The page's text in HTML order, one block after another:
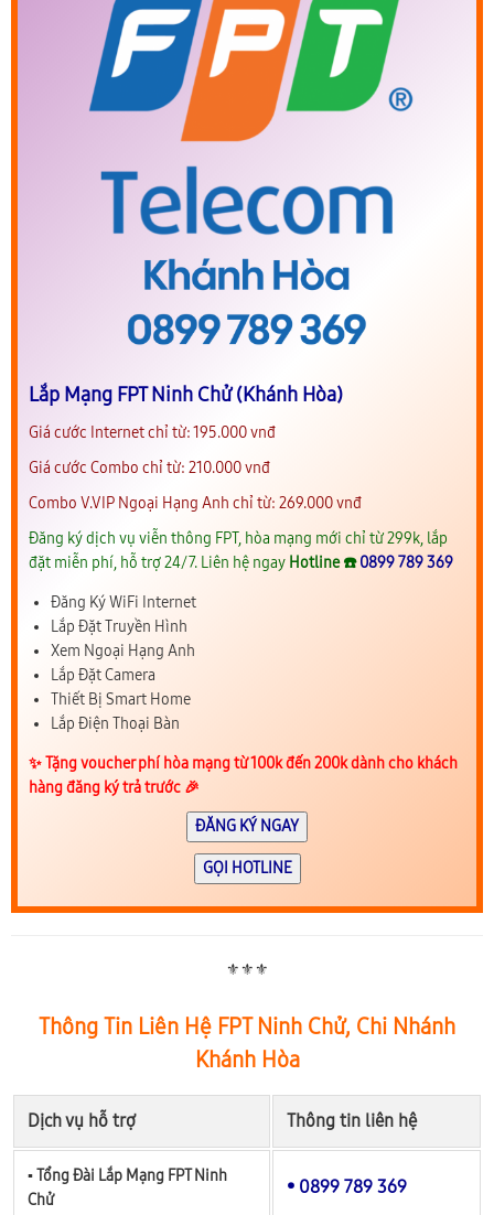
Lắp Mạng FPT Ninh Chử (Khánh Hòa)
Giá cước Internet chỉ từ: 195.000 vnđ
Giá cước Combo chỉ từ: 210.000 vnđ
Combo V.VIP Ngoại Hạng Anh chỉ từ: 269.000 vnđ
Đăng ký dịch vụ viễn thông FPT, hòa mạng mới chỉ từ 299k, lắp
đặt miễn phí, hỗ trợ 24/7. Liên hệ ngay Hotline ☎️0899 789 369
Đăng Ký WiFi Internet
Lắp Đặt Truyền Hình
Xem Ngoại Hạng Anh
Lắp Đặt Camera
Thiết Bị Smart Home
Lắp Điện Thoại Bàn
✨️ Tặng voucher phí hòa mạng từ 100k đến 200k dành cho khách
hàng đăng ký trả trước 🎉
ĐĂNG KÝ NGAY
GỌI HOTLINE
⚜️⚜️⚜️
Thông Tin Liên Hệ FPT Ninh Chử, Chi Nhánh
Khánh Hòa
Dịch vụ hỗ trợ Thông tin liên hệ
▪︎ Tổng Đài Lắp Mạng FPT Ninh
Chử
• 0899 789 369